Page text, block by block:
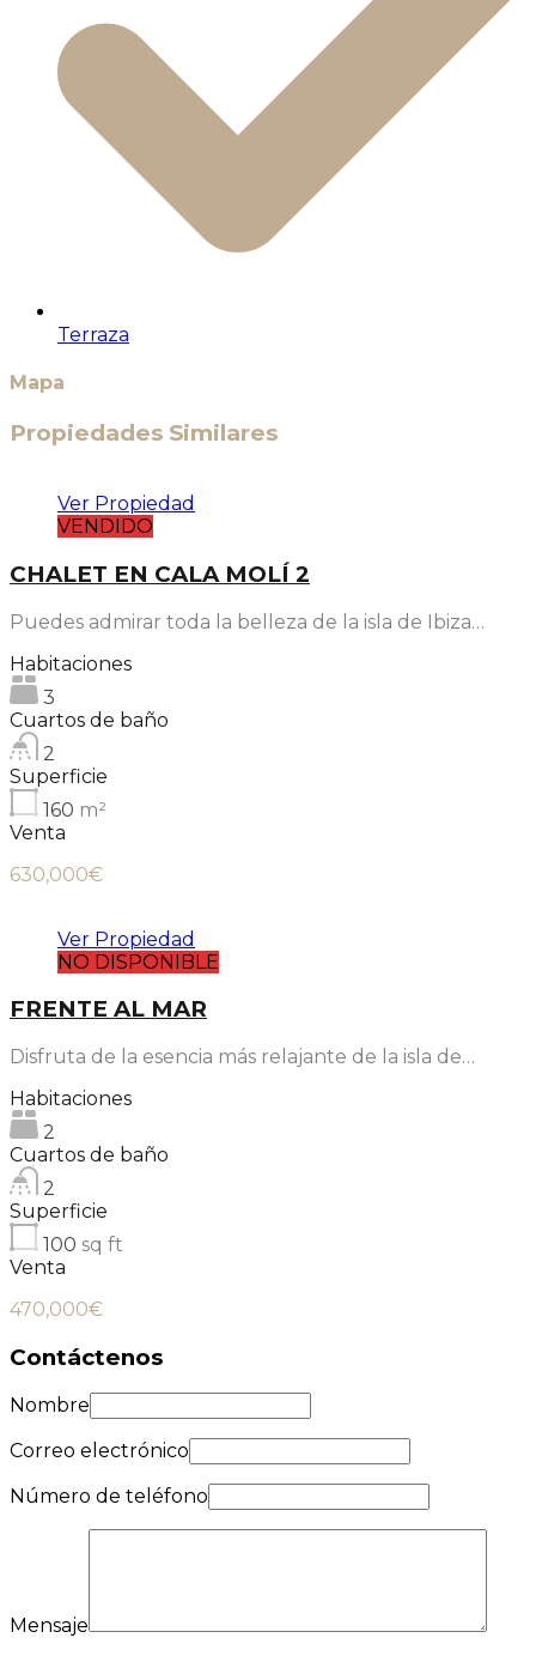
Terraza
Mapa
Propiedades Similares
Ver Propiedad
VENDIDO
CHALET EN CALA MOLÍ 2
Puedes admirar toda la belleza de la isla de Ibiza…
Habitaciones
3
Cuartos de baño
2
Superficie
160 m²
Venta
630,000€
Ver Propiedad
NO DISPONIBLE
FRENTE AL MAR
Disfruta de la esencia más relajante de la isla de…
Habitaciones
2
Cuartos de baño
2
Superficie
100 sq ft
Venta
470,000€
Contáctenos
Nombre
Correo electrónico
Número de teléfono
Mensaje